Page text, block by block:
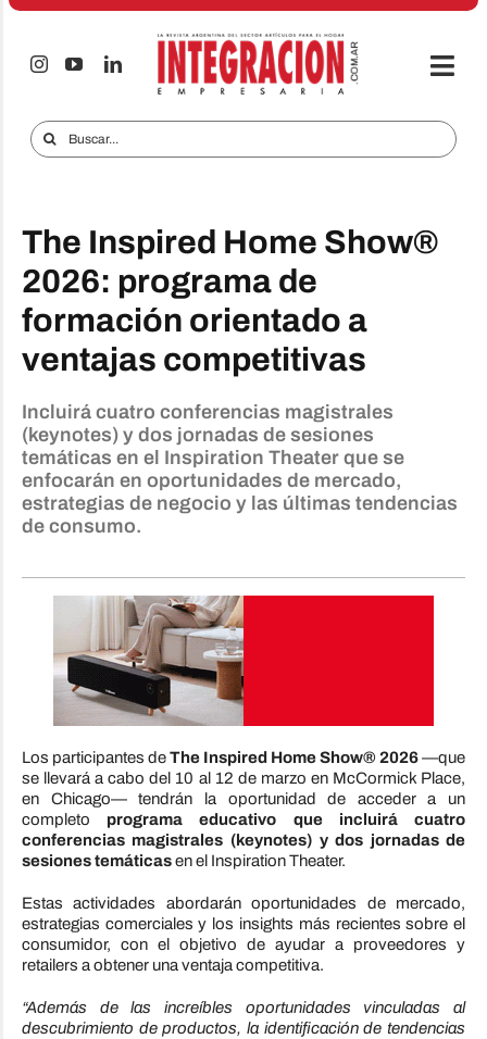
Saltar
Celulares
Informes Especiales
Anuncie
Contacto
Buscar:
The Inspired Home Show®
2026: programa de
formación orientado a
ventajas competitivas
Incluirá cuatro conferencias magistrales
(keynotes) y dos jornadas de sesiones
temáticas en el Inspiration Theater que se
enfocarán en oportunidades de mercado,
estrategias de negocio y las últimas tendencias
de consumo.
Los participantes deThe Inspired Home Show® 2026—que
se llevará a cabo del 10 al 12 de marzo en McCormick Place,
en Chicago— tendrán la oportunidad de acceder a un
completo programa educativo que incluirá cuatro
conferencias magistrales (keynotes) y dos jornadas de
sesiones temáticasen el Inspiration Theater.
Estas actividades abordarán oportunidades de mercado,
estrategias comerciales y los insights más recientes sobre el
consumidor, con el objetivo de ayudar a proveedores y
retailers a obtener una ventaja competitiva.
“Además de las increíbles oportunidades vinculadas al
descubrimiento de productos, la identificación de tendencias